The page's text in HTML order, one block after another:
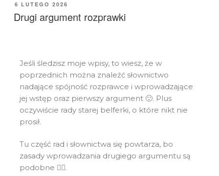
6 LUTEGO 2026
Drugi argument rozprawki
Jeśli śledzisz moje wpisy, to wiesz, że w
poprzednich można znaleźć słownictwo
nadające spójność rozprawce i wprowadzające
jej wstęp oraz pierwszy argument 🙂. Plus
oczywiście rady starej belferki, o które nikt nie
prosił.
Tu część rad i słownictwa się powtarza, bo
zasady wprowadzania drugiego argumentu są
podobne 🙅‍♀️.